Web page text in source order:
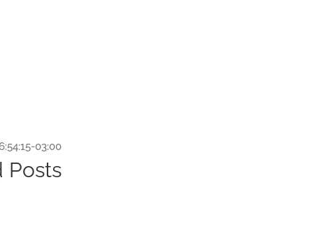
03:00
Posts